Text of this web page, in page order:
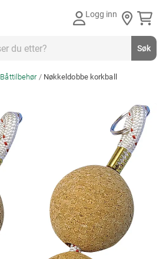
Logg inn
Søk
Båttilbehør Nøkkeldobbe korkball